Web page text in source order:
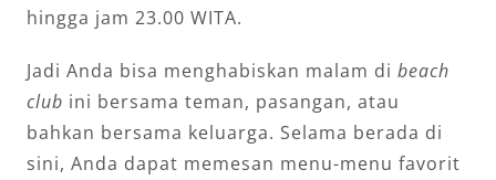
hingga jam 23.00 WITA.
Jadi Anda bisa menghabiskan malam di beach
club ini bersama teman, pasangan, atau
bahkan bersama keluarga. Selama berada di
sini, Anda dapat memesan menu-menu favorit